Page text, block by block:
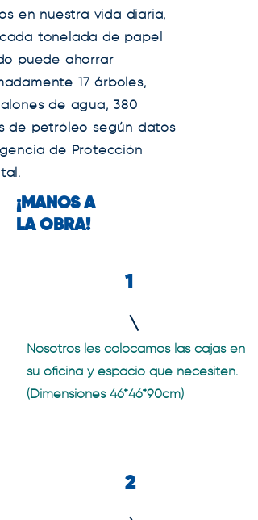
en nuestra vida diaria,
tonelada de papel
puede ahorrar
17 árboles,
de agua, 380
de petróleo según datos
de Protección
¡MANOS A
LA OBRA!
1
Nosotros les colocamos las cajas en
su oficina y espacio que necesiten.
(Dimensiones 46*46*90cm)
2